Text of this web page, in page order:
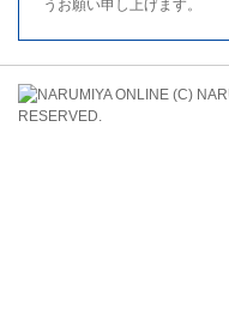
うお願い申し上げます。